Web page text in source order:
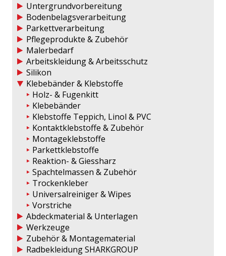
Untergrundvorbereitung
Bodenbelagsverarbeitung
Parkettverarbeitung
Pflegeprodukte & Zubehör
Malerbedarf
Arbeitskleidung & Arbeitsschutz
Silikon
Klebebänder & Klebstoffe
Holz- & Fugenkitt
Klebebänder
Klebstoffe Teppich, Linol & PVC
Kontaktklebstoffe & Zubehör
Montageklebstoffe
Parkettklebstoffe
Reaktion- & Giessharz
Spachtelmassen & Zubehör
Trockenkleber
Universalreiniger & Wipes
Vorstriche
Abdeckmaterial & Unterlagen
Werkzeuge
Zubehör & Montagematerial
Radbekleidung SHARKGROUP